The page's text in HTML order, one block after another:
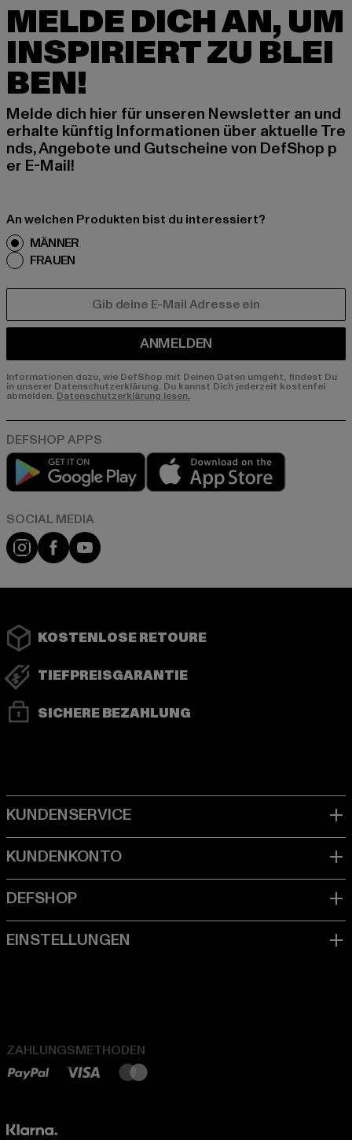
MELDE DICH AN, UM
INSPIRIERT ZU BLEI
BEN!
Melde dich hier für unseren Newsletter an und
erhalte künftig Informationen über aktuelle Tre
nds, Angebote und Gutscheine von DefShop p
er E-Mail!
An welchen Produkten bist du interessiert?
MÄNNER
FRAUEN
ANMELDEN
Informationen dazu, wie DefShop mit Deinen Daten umgeht, findest Du
in unserer Datenschutzerklärung. Du kannst Dich jederzeit kostenfei
abmelden. Datenschutzerklärung lesen.
Play market
Instagram
FacebookYouTube
KOSTENLOSE RETOURE
TIEFPREISGARANTIE
SICHERE BEZAHLUNG
ZAHLUNGSMETHODEN